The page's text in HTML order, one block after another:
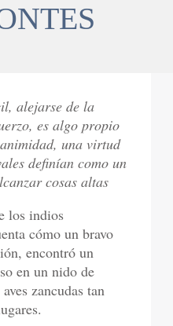
alejarse de la
es algo propio
una virtud
definían como un
cosas altas
los indios
cómo un bravo
encontró un
en un nido de
zancudas tan